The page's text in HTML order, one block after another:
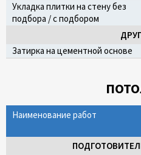
Укладка плитки на стену без
подбора / с подбором
Затирка на цементной основе
Наименование работ